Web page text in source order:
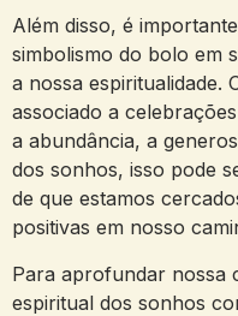
Além disso, é
simbolismo do bolo em
⁤a nossa espiritualidade.
associado a
a abundância, a
dos sonhos, isso pode⁤
de​ que estamos
positivas em ⁣nosso
Para aprofundar nossa
espiritual dos sonhos